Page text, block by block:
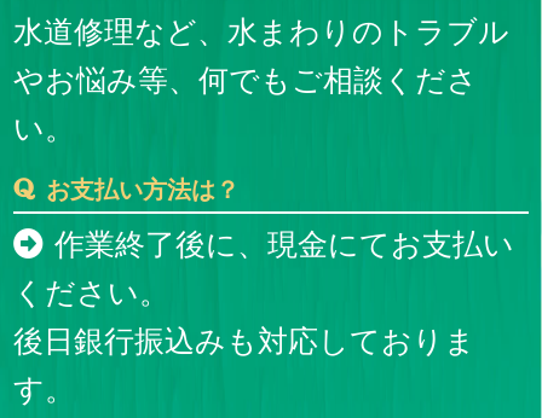
水道修理など、水まわりのトラブル
やお悩み等、何でもご相談くださ
い。
お支払い方法は？
作業終了後に、現金にてお支払い
ください。
後日銀行振込みも対応しておりま
す。